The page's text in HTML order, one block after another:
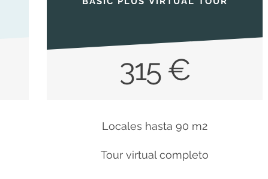
315 €
Locales hasta 90 m2
Tour virtual completo